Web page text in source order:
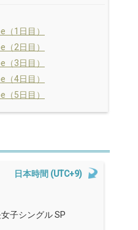
1日目）
2日目）
3日目）
4日目）
5日目）
日本時間 (UTC+9)
子シングル SP